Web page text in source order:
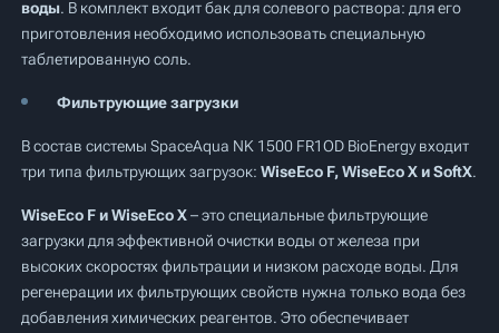
воды. В комплект входит бак для солевого раствора: для его
приготовления необходимо использовать специальную
таблетированную соль.
Фильтрующие загрузки
В состав системы SpaceAqua NK 1500 FR1OD BioEnergy входит
три типа фильтрующих загрузок: WiseEco F, WiseEco X и SoftX.
WiseEco F и WiseEco X– это специальные фильтрующие
загрузки для эффективной очистки воды от железа при
высоких скоростях фильтрации и низком расходе воды. Для
регенерации их фильтрующих свойств нужна только вода без
добавления химических реагентов. Это обеспечивает